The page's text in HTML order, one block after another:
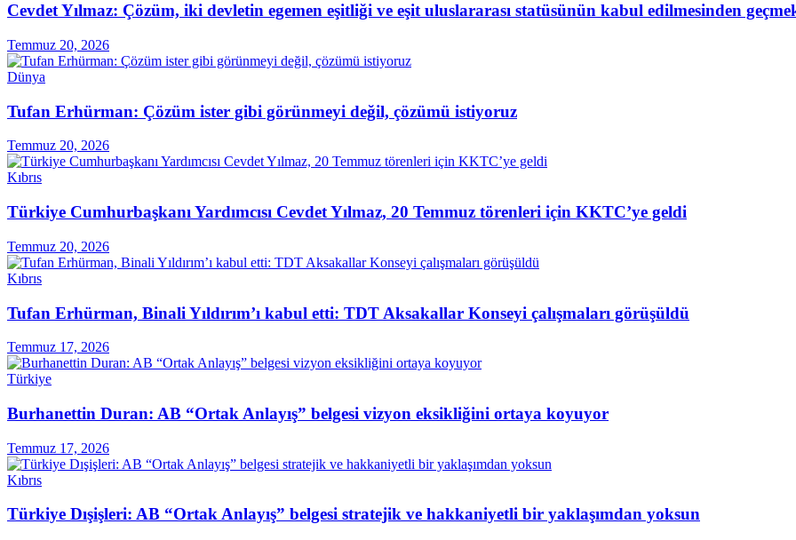
Cevdet Yılmaz: Çözüm, iki devletin egemen eşitliği ve eşit uluslararası statüsünün kabul edilmesinden
Temmuz 20, 2026
Dünya
Tufan Erhürman: Çözüm ister gibi görünmeyi değil, çözümü istiyoruz
Temmuz 20, 2026
Kıbrıs
Türkiye Cumhurbaşkanı Yardımcısı Cevdet Yılmaz, 20 Temmuz törenleri için KKTC’ye geldi
Temmuz 20, 2026
Kıbrıs
Tufan Erhürman, Binali Yıldırım’ı kabul etti: TDT Aksakallar Konseyi çalışmaları görüşüldü
Temmuz 17, 2026
Türkiye
Burhanettin Duran: AB “Ortak Anlayış” belgesi vizyon eksikliğini ortaya koyuyor
Temmuz 17, 2026
Kıbrıs
Türkiye Dışişleri: AB “Ortak Anlayış” belgesi stratejik ve hakkaniyetli bir yaklaşımdan yoksun